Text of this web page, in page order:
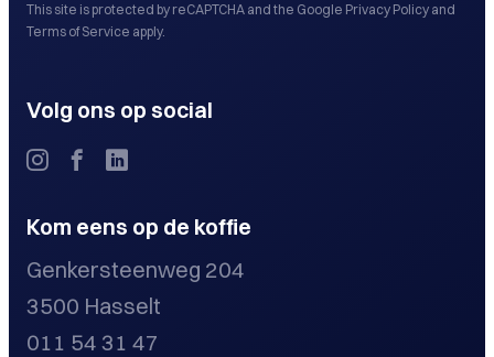
This site is protected by reCAPTCHA and the Google Privacy Policy and
Terms of Service apply.
Volg ons op social
Kom eens op de koffie
Genkersteenweg 204
3500 Hasselt
011 54 31 47